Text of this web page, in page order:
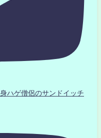
ハゲ僧侶のサンドイッチ